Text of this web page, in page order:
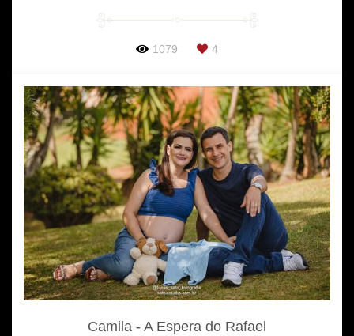
1079 4
Camila - A Espera do Rafael